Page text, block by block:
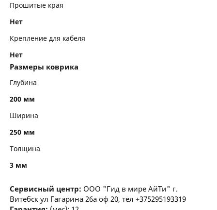
Прошитые края
Нет
Крепление для кабеля
Нет
Размеры коврика
Глубина
200 мм
Ширина
250 мм
Толщина
3 мм
Сервисный центр: ООО "Гид в мире АйТи" г.
Витебск ул Гагарина 26а оф 20, тел +375295193319